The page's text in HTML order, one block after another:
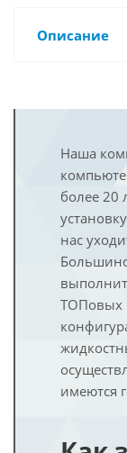
Описание
Наша
более 20
нас
ТОПовых
имеются